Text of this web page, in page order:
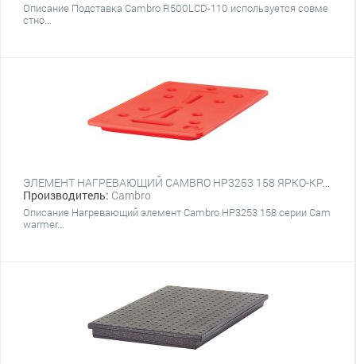
Описание Подставка Cambro R500LCD-110 используется совме
стно...
ЭЛЕМЕНТ НАГРЕВАЮЩИЙ CAMBRO HP3253 158 ЯРКО-КРАСНЫЙ
Производитель: Cambro
Описание Нагревающий элемент Cambro HP3253 158 серии Cam
warmer...